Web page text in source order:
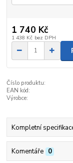
1 740 Kč
1 438 Kč bez DPH
Číslo produktu:
EAN kód:
Výrobce:
Kompletní
Komentáře 0